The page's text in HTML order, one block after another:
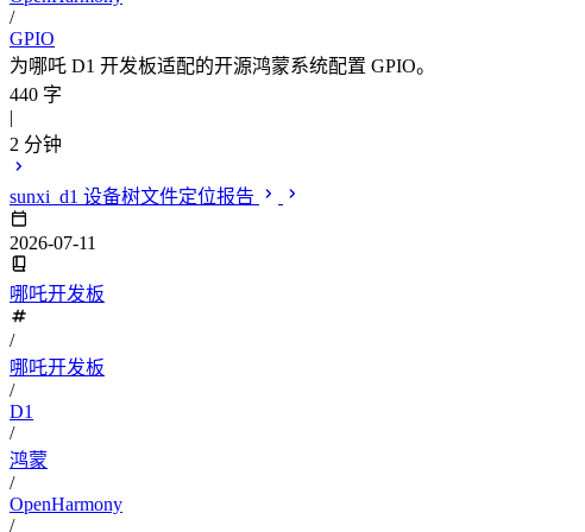
/
GPIO
为哪吒 D1 开发板适配的开源鸿蒙系统配置 GPIO。
440 字
|
2 分钟
sunxi_d1 设备树文件定位报告
2026-07-11
哪吒开发板
/
哪吒开发板
/
D1
/
鸿蒙
/
OpenHarmony
/